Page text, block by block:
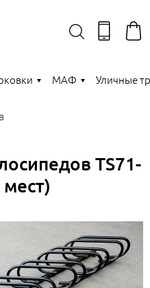
МАФ Уличные
TS71-